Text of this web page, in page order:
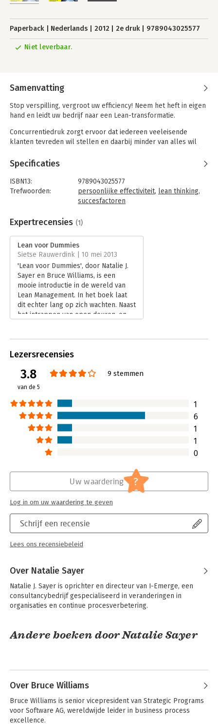
Paperback Nederlands 2012 2e druk 9789043025577
Niet leverbaar.
Samenvatting
Stop verspilling, vergroot uw efficiency! Neem het heft in eigen
hand en leidt uw bedrijf naar een Lean-transformatie.
Concurrentiedruk zorgt ervoor dat iedereen veeleisende
klanten tevreden wil stellen en daarbij minder van alles wil
met de nieuwste gereedschappen, adviezen en informatie laat
deze duidelijke gids zien hoe u de bewezen filosofieën en
technieken van Lean kunt toepassen om verspilling uit te
bannen en de effectiviteit van uw middelen te maximaliseren.
Specificaties
ISBN13:
9789043025577
Trefwoorden:
persoonlijke effectiviteit, lean thinking,
succesfactoren
Bindwijze:
paperback
Uitgever:
Druk:
2
Hoofdrubriek:
Organisatiekunde
Serie:
Dummies (Nederlandstalig)
Expertrecensies (1)
Lean voor Dummies
Sietse Rauwerdink | 10 mei 2013
'Lean voor Dummies', door Natalie J.
Sayer en Bruce Williams, is een
mooie introductie in de wereld van
Lean Management. In het boek laat
dit echter lang op zich wachten. Naast
het intrappen van open deuren, en
Lees verder
Lezersrecensies
3.8
van de 5
9 stemmen
1
6
1
1
0
Schrijf een recensie
Lees ons recensiebeleid
Uw waardering ?
Log in om uw waardering te geven
Over Natalie Sayer
Natalie J. Sayer is oprichter en directeur van I-Emerge, een
consultancybedrijf gespecialiseerd in veranderingen in
organisaties en continue procesverbetering.
Andere boeken door Natalie Sayer
Over Bruce Williams
Bruce Williams is senior vicepresident van Strategic Programs
voor Software AG, wereldwijde leider in business process
excellence.